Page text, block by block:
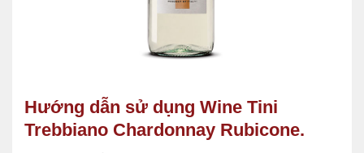
Hướng dẫn sử dụng Wine Tini
Trebbiano Chardonnay Rubicone.